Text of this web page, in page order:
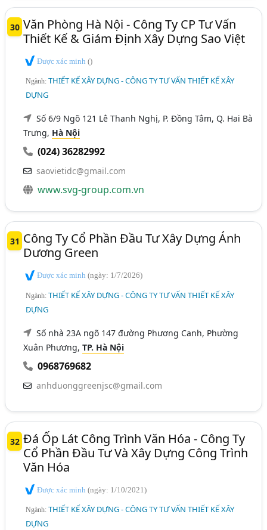
30 Văn Phòng Hà Nội - Công Ty CP Tư Vấn
Thiết Kế & Giám Định Xây Dựng Sao Việt
Được xác minh()
Ngành:THIẾT KẾ XÂY DỰNG - CÔNG TY TƯ VẤN THIẾT KẾ XÂY
DỰNG
Số 6/9 Ngõ 121 Lê Thanh Nghị, P. Đồng Tâm, Q. Hai Bà
Trưng, Hà Nội
(024) 36282992
saovietidc@gmail.com
www.svg-group.com.vn
31 Công Ty Cổ Phần Đầu Tư Xây Dựng Ánh
Dương Green
Được xác minh(ngày: 1/7/2026)
Ngành:THIẾT KẾ XÂY DỰNG - CÔNG TY TƯ VẤN THIẾT KẾ XÂY
DỰNG
Số nhà 23A ngõ 147 đường Phương Canh, Phường
Xuân Phương,TP. Hà Nội
0968769682
anhduonggreenjsc@gmail.com
32 Đá Ốp Lát Công Trình Văn Hóa - Công Ty
Cổ Phần Đầu Tư Và Xây Dựng Công Trình
Văn Hóa
Được xác minh(ngày: 1/10/2021)
Ngành:THIẾT KẾ XÂY DỰNG - CÔNG TY TƯ VẤN THIẾT KẾ XÂY
DỰNG